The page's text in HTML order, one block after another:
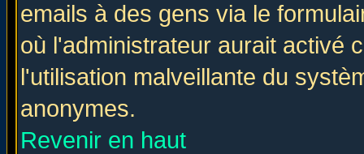
emails à des gens via le
où l'administrateur aurait activé
l'utilisation malveillante du
anonymes.
Revenir en haut